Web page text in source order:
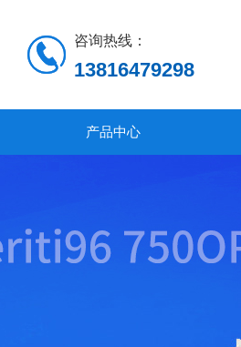
咨询热线：
13816479298
产品中心